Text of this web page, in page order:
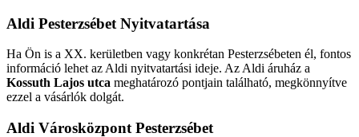
Aldi Pesterzsébet Nyitvatartása
Ha Ön is a XX. kerületben vagy konkrétan Pesterzsébeten él, fontos
információ lehet az Aldi nyitvatartási ideje. Az Aldi áruház a
Kossuth Lajos utca meghatározó pontjain található, megkönnyítve
ezzel a vásárlók dolgát.
Aldi Városközpont Pesterzsébet